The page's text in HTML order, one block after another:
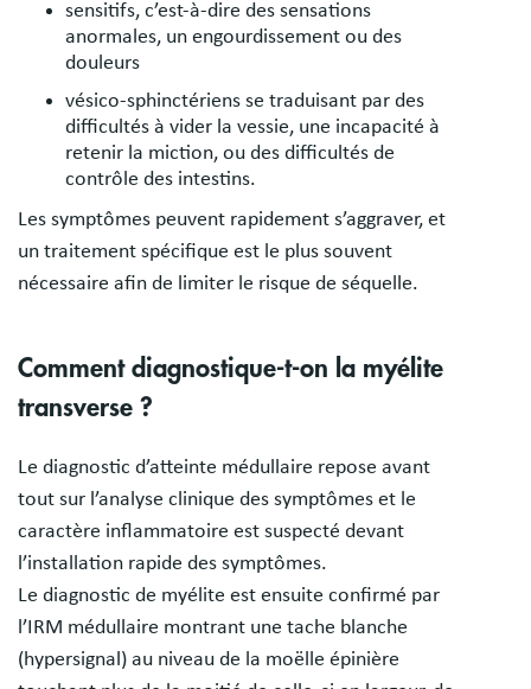
sensitifs, c’est-à-dire des sensations
anormales, un engourdissement ou des
douleurs
vésico-sphinctériens se traduisant par des
difficultés à vider la vessie, une incapacité à
retenir la miction, ou des difficultés de
contrôle des intestins.
Les symptômes peuvent rapidement s’aggraver, et
un traitement spécifique est le plus souvent
nécessaire afin de limiter le risque de séquelle.
Comment diagnostique-t-on la myélite
transverse ?
Le diagnostic d’atteinte médullaire repose avant
tout sur l’analyse clinique des symptômes et le
caractère inflammatoire est suspecté devant
l’installation rapide des symptômes.
Le diagnostic de myélite est ensuite confirmé par
l’IRM médullaire montrant une tache blanche
(hypersignal) au niveau de la moëlle épinière